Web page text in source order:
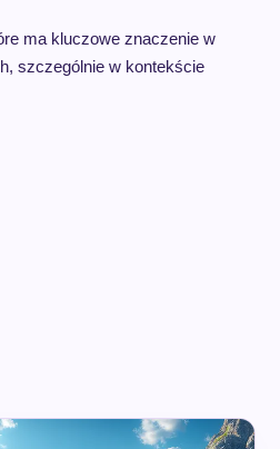
ma kluczowe znaczenie w
szczególnie w kontekście